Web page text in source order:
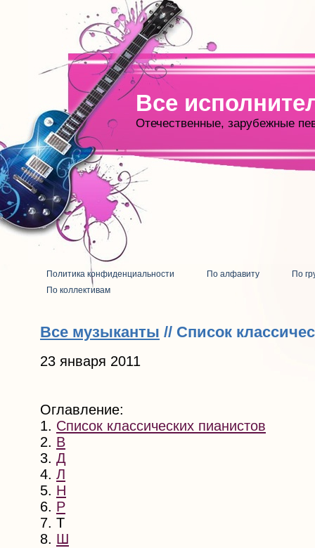
Все
Отечественные, зарубежные
Политика конфиденциальности По алфавиту
По
По коллективам
Все музыканты // Список
23 января 2011
Оглавление:
1. Список классических пианистов
2. В
3. Д
4. Л
5. Н
6. Р
7. Т
8. Ш